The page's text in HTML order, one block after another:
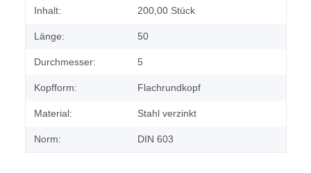
Produkteigenschaft
Wert
Inhalt: 200,00 Stück
Länge: 50
Durchmesser: 5
Kopfform: Flachrundkopf
Material: Stahl verzinkt
Norm: DIN 603